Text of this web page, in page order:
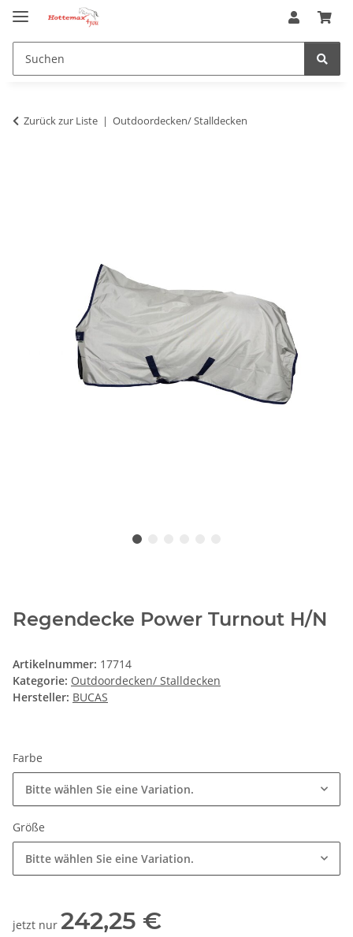
Zurück zur Liste Outdoordecken/ Stalldecken
Regendecke Power Turnout H/N
Artikelnummer: 17714
Kategorie: Outdoordecken/ Stalldecken
Hersteller: BUCAS
Farbe
Bitte wählen Sie eine Variation.
Größe
Bitte wählen Sie eine Variation.
jetzt nur 242,25 €